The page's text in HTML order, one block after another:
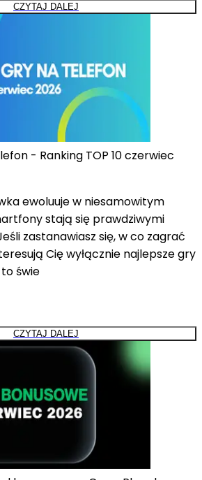
CZYTAJ DALEJ
- Ranking TOP 10 czerwiec
ewoluuje w niesamowitym
stają się prawdziwymi
zastanawiasz się, w co zagrać
Cię wyłącznie najlepsze gry
świe
CZYTAJ DALEJ